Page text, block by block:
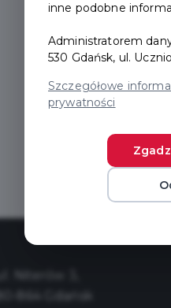
80-864 Gdańsk
inne podobne
Administratorem
530 Gdańsk, ul.
Szczegółowe
prywatności